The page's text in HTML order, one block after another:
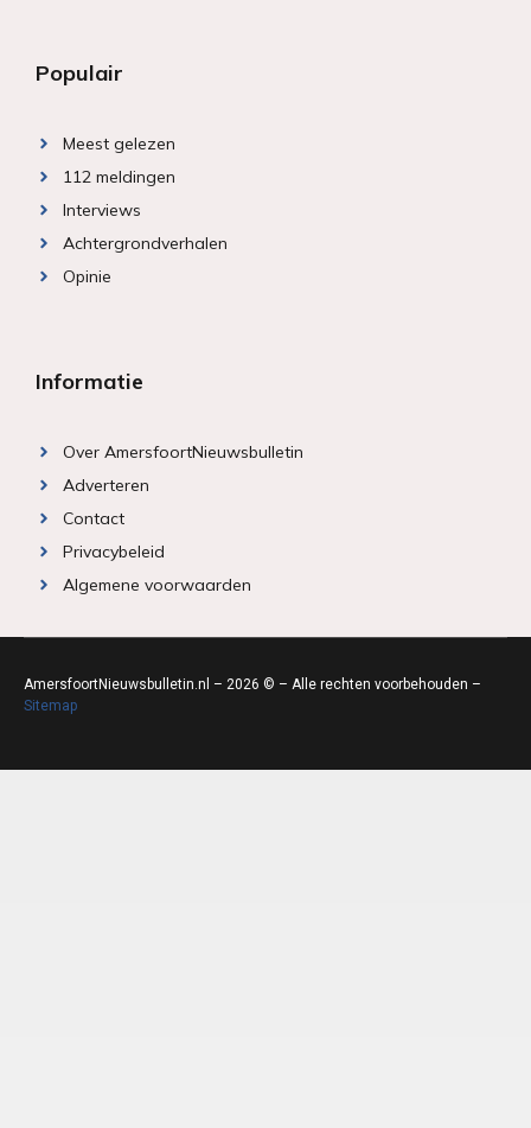
Populair
Meest gelezen
112 meldingen
Interviews
Achtergrondverhalen
Opinie
Informatie
Over AmersfoortNieuwsbulletin
Adverteren
Contact
Privacybeleid
Algemene voorwaarden
AmersfoortNieuwsbulletin.nl – 2026 © – Alle rechten voorbehouden –
Sitemap